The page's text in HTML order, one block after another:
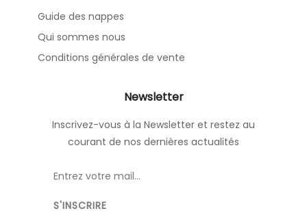
Guide des nappes
Qui sommes nous
Conditions générales de vente
Newsletter
Inscrivez-vous à la Newsletter et restez au
courant de nos dernières actualités